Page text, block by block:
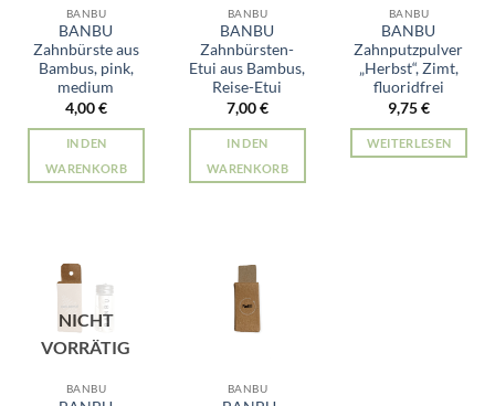
BANBU
BANBU
Zahnbürste aus
Bambus, pink,
medium
4,00€
IN DEN
WARENKORB
BANBU
BANBU
Zahnbürsten-
Etui aus Bambus,
Reise-Etui
7,00€
IN DEN
WARENKORB
BANBU
BANBU
Zahnputzpulver
„Herbst“, Zimt,
fluoridfrei
9,75€
WEITERLESEN
NICHT
VORRÄTIG
BANBU BANBU